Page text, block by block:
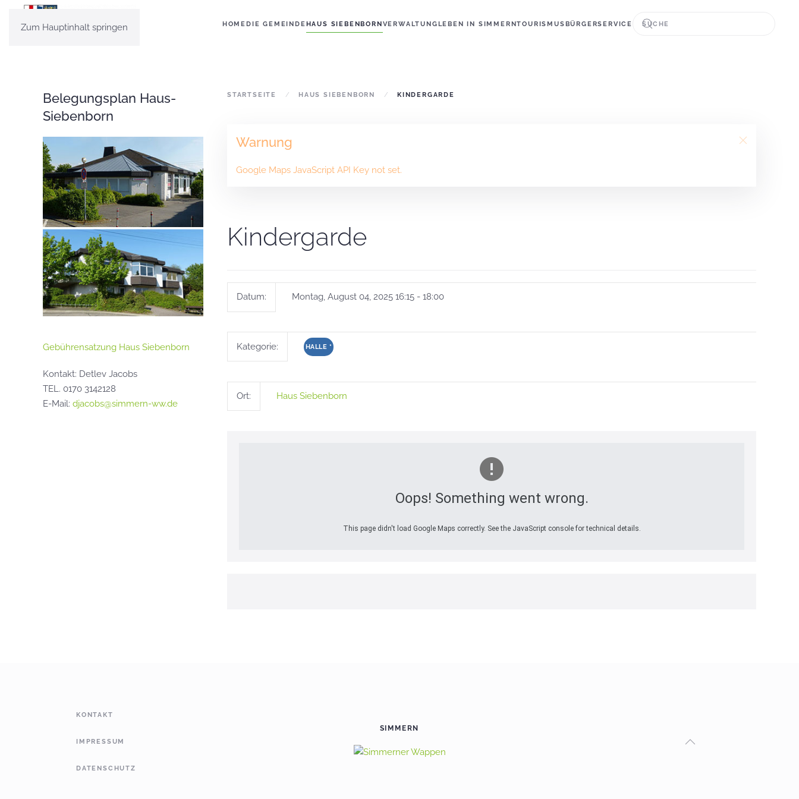
Zum Hauptinhalt springen HOMEDIE GEMEINDEHAUS SIEBENBORNVERWALTUNGLEBEN IN SIMMERNTOURISMUSBÜRGERSERVICE
STARTSEITE HAUS SIEBENBORN KINDERGARDE
Warnung
Google Maps JavaScript API Key not set.
Kindergarde
Datum: Montag, August 04, 2025 16:15 - 18:00
Kategorie: HALLE *
Ort: Haus Siebenborn
Oops! Something went wrong.
This page didn't load Google Maps correctly. See the JavaScript console for technical details.
Belegungsplan Haus-
Siebenborn
Gebührensatzung Haus Siebenborn
Kontakt: Detlev Jacobs
TEL. 0170 3142128
E-Mail: djacobs@simmern-ww.de
KONTAKT
IMPRESSUM
DATENSCHUTZ
SIMMERN